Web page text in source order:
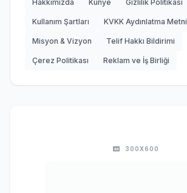
Hakkımızda Künye Gizlilik Politikası
Kullanım Şartları KVKK Aydınlatma Metni
Misyon & Vizyon Telif Hakkı Bildirimi
Çerez Politikası Reklam ve İş Birliği
300X600